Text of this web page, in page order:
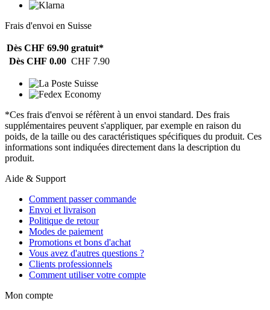
Frais d'envoi en Suisse
Dès CHF 69.90 gratuit*
Dès CHF 0.00 CHF 7.90
*Ces frais d'envoi se réfèrent à un envoi standard. Des frais
supplémentaires peuvent s'appliquer, par exemple en raison du
poids, de la taille ou des caractéristiques spécifiques du produit. Ces
informations sont indiquées directement dans la description du
produit.
Aide & Support
Comment passer commande
Envoi et livraison
Politique de retour
Modes de paiement
Promotions et bons d'achat
Vous avez d'autres questions ?
Clients professionnels
Comment utiliser votre compte
Mon compte